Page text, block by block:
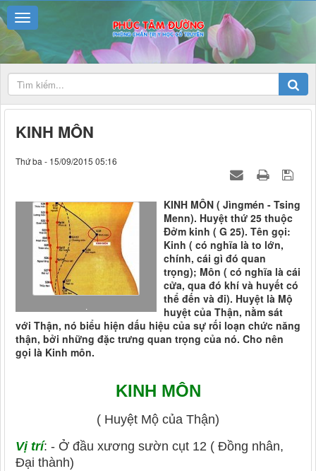
KINH MÔN
Thứ ba - 15/09/2015 05:16
.
KINH MÔN ( Jìngmén - Tsing
Menn). Huyệt thứ 25 thuộc
Đởm kinh ( G 25). Tên gọi:
Kinh ( có nghĩa là to lớn,
chính, cái gì đó quan
trọng); Môn ( có nghĩa là cái
cửa, qua đó khí và huyết có
thể đến và đi). Huyệt là Mộ
huyệt của Thận, nằm sát
với Thận, nó biểu hiện dấu hiệu của sự rối loạn chức năng
thận, bởi những đặc trưng quan trọng của nó. Cho nên
gọi là Kinh môn.
KINH MÔN
( Huyệt Mộ của Thận)
Vị trí: - Ở đầu xương sườn cụt 12 ( Đồng nhân,
Đại thành)